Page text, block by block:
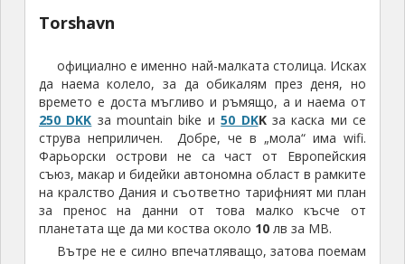
Torshavn
официално е именно най-малката столица. Исках
да наема колело, за да обикалям през деня, но
времето е доста мъгливо и ръмящо, а и наема от
250 DKK за mountain bike и50 DKKза каска ми се
струва неприличен. Добре, че в „мола“ има wifi.
Фарьорски острови не са част от Европейския
съюз, макар и бидейки автономна област в рамките
на кралство Дания и съответно тарифният ми план
за пренос на данни от това малко късче от
планетата ще да ми коства около 10лв за MB.
Вътре не е силно впечатляващо, затова поемам